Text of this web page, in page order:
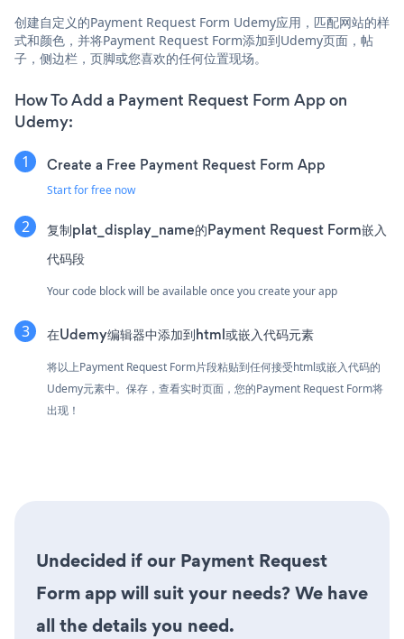
创建自定义的Payment Request Form Udemy应用，匹配网站的样
式和颜色，并将Payment Request Form添加到Udemy页面，帖
子，侧边栏，页脚或您喜欢的任何位置现场。
How To Add a Payment Request Form App on
Udemy:
Create a Free Payment Request Form App
Start for free now
复制plat_display_name的Payment Request Form嵌入
代码段
Your code block will be available once you create your app
在Udemy编辑器中添加到html或嵌入代码元素
将以上Payment Request Form片段粘贴到任何接受html或嵌入代码的
Udemy元素中。保存，查看实时页面，您的Payment Request Form将
出现！
Undecided if our Payment Request
Form app will suit your needs? We have
all the details you need.